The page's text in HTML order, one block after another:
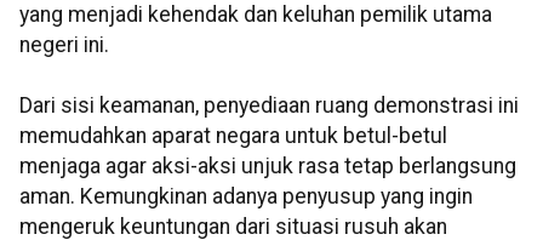
yang menjadi kehendak dan keluhan pemilik utama
negeri ini.
Dari sisi keamanan, penyediaan ruang demonstrasi ini
memudahkan aparat negara untuk betul-betul
menjaga agar aksi-aksi unjuk rasa tetap berlangsung
aman. Kemungkinan adanya penyusup yang ingin
mengeruk keuntungan dari situasi rusuh akan